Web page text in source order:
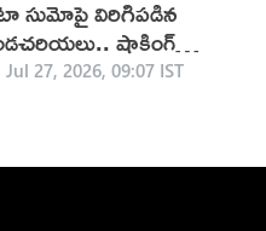
సుమోపై విరిగిపడిన
షాకింగ్
Jul 27, 2026, 09:07 IST